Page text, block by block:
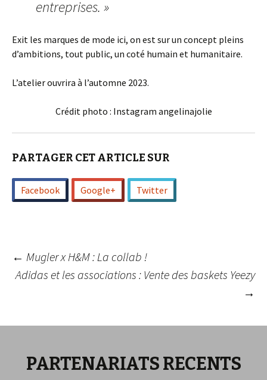
entreprises. »
Exit les marques de mode ici, on est sur un concept pleins
d’ambitions, tout public, un coté humain et humanitaire.
L’atelier ouvrira à l’automne 2023.
Crédit photo : Instagram angelinajolie
PARTAGER CET ARTICLE SUR
Facebook Google+ Twitter
Navigation
← Mugler x H&M : La collab !
Adidas et les associations : Vente des baskets Yeezy
→
PARTENARIATS RECENTS